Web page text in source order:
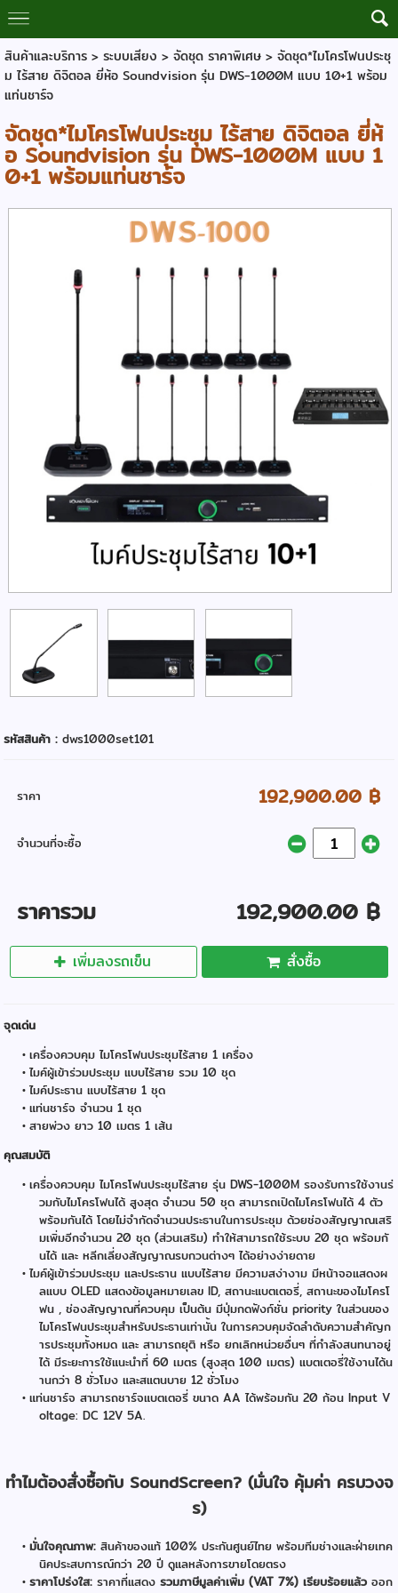
สินค้าและบริการ> ระบบเสียง > จัดชุด ราคาพิเศษ> จัดชุด*ไมโครโฟนประชุ
ม ไร้สาย ดิจิตอล ยี่ห้อ Soundvision รุ่น DWS-1000M แบบ 10+1 พร้อม
แท่นชาร์จ
จัดชุด*ไมโครโฟนประชุม ไร้สาย ดิจิตอล ยี่ห้
อ Soundvision รุ่น DWS-1000M แบบ 1
0+1 พร้อมแท่นชาร์จ
รหัสสินค้า :dws1000set101
ราคา 192,900.00 ฿
จำนวนที่จะซื้อ
ราคารวม 192,900.00 ฿
เพิ่มลงรถเข็น สั่งซื้อ
จุดเด่น
เครื่องควบคุม ไมโครโฟนประชุมไร้สาย 1 เครื่อง
ไมค์ผู้เข้าร่วมประชุม แบบไร้สาย รวม 10 ชุด
ไมค์ประธาน แบบไร้สาย 1 ชุด
แท่นชาร์จ จำนวน 1 ชุด
สายพ่วง ยาว 10 เมตร 1 เส้น
คุณสมบัติ
เครื่องควบคุม ไมโครโฟนประชุมไร้สาย รุ่น DWS-1000M รองรับการใช้งานร่
วมกับไมโครโฟนได้ สูงสุด จำนวน 50 ชุด สามารถเปิดไมโครโฟนได้ 4 ตัว
พร้อมกันได้ โดยไม่จำกัดจำนวนประธานในการประชุม ด้วยช่องสัญญาณเสริ
มเพิ่มอีกจำนวน 20 ชุด (ส่วนเสริม) ทำให้สามารถใช้ระบบ 20 ชุด พร้อมกั
นได้ และ หลีกเลี่ยงสัญญาณรบกวนต่างๆ ได้อย่างง่ายดาย
ไมค์ผู้เข้าร่วมประชุม และประธาน แบบไร้สาย มีความสง่างาม มีหน้าจอแสดงผ
ลแบบ OLED แสดงข้อมูลหมายเลข ID, สถานะแบตเตอรี่, สถานะของไมโครโ
ฟน , ช่องสัญญาณที่ควบคุม เป็นต้น มีปุ่มกดฟังก์ชั่น priority ในส่วนของ
ไมโครโฟนประชุมสำหรับประธานเท่านั้น ในการควบคุมจัดลำดับความสำคัญก
ารประชุมทั้งหมด และ สามารถยุติ หรือ ยกเลิกหน่วยอื่นๆ ที่กำลังสนทนาอยู่
ได้ มีระยะการใช้แนะนำที่ 60 เมตร (สูงสุด 100 เมตร) แบตเตอรี่ใช้งานได้น
านกว่า 8 ชั่วโมง และสแตนบาย 12 ชั่วโมง
แท่นชาร์จ สามารถชาร์จแบตเตอรี่ ขนาด AA ได้พร้อมกัน 20 ก้อน Input V
oltage: DC 12V 5A.
ทำไมต้องสั่งซื้อกับ SoundScreen? (มั่นใจ คุ้มค่า ครบวงจ
ร)
มั่นใจคุณภาพ:สินค้าของแท้ 100% ประกันศูนย์ไทย พร้อมทีมช่างและฝ่ายเทค
นิคประสบการณ์กว่า 20 ปี ดูแลหลังการขายโดยตรง
ราคาโปร่งใส:ราคาที่แสดง รวมภาษีมูลค่าเพิ่ม (VAT 7%) เรียบร้อยแล้วออก